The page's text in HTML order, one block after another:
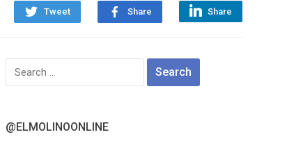
Tweet Share Share
Search
for:
@ELMOLINOONLINE